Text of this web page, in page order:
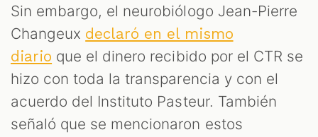
Sin embargo, el neurobiólogo Jean-Pierre
Changeux declaró en el mismo
diario que el dinero recibido por el CTR se
hizo con toda la transparencia y con el
acuerdo del Instituto Pasteur. También
señaló que se mencionaron estos